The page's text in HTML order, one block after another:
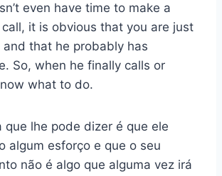
even have time to make a
it is obvious that you are just
and that he probably has
So, when he finally calls or
what to do.
que lhe pode dizer é que ele
algum esforço e que o seu
não é algo que alguma vez irá